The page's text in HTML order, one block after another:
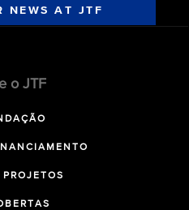
NEWS AT JTF
o JTF
PROJETOS